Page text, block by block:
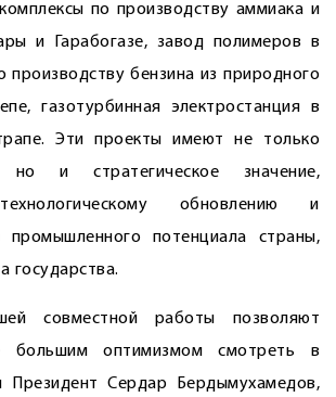
по производству аммиака и
и Гарабогазе, завод полимеров в
производству бензина из природного
газотурбинная электростанция в
Эти проекты имеют не только
но и стратегическое значение,
обновлению и
промышленного потенциала страны,
государства.
совместной работы позволяют
большим оптимизмом смотреть в
Президент Сердар Бердымухамедов,